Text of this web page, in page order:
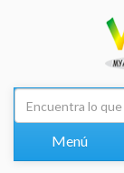
Menú